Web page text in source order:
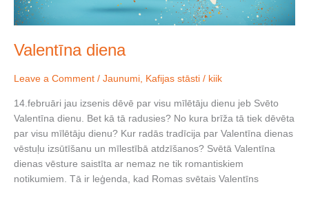
Valentīna diena
Leave a Comment / Jaunumi Kafijas stāsti / kiik
14.februāri jau izsenis dēvē par visu mīlētāju dienu jeb Svēto
Valentīna dienu. Bet kā tā radusies? No kura brīža tā tiek dēvēta
par visu mīlētāju dienu? Kur radās tradīcija par Valentīna dienas
vēstuļu izsūtīšanu un mīlestībā atdzīšanos? Svētā Valentīna
dienas vēsture saistīta ar nemaz ne tik romantiskiem
notikumiem. Tā ir leģenda, kad Romas svētais Valentīns